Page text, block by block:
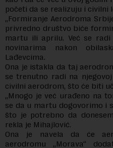
početi da se realizuju i civilni
„Formiranje Aerodroma
privredno društvo biće
martu ili aprilu. Već se radi
novinarima nakon
Lađevcima.
Ona je istakla da taj
se trenutno radi na
civilni aerodrom, što će biti
„Mnogo je već urađeno na
se da u martu dogovorimo i
što je potrebno da
rekla je Mihajlović.
Ona je navela da će
aerodromu „Morava“